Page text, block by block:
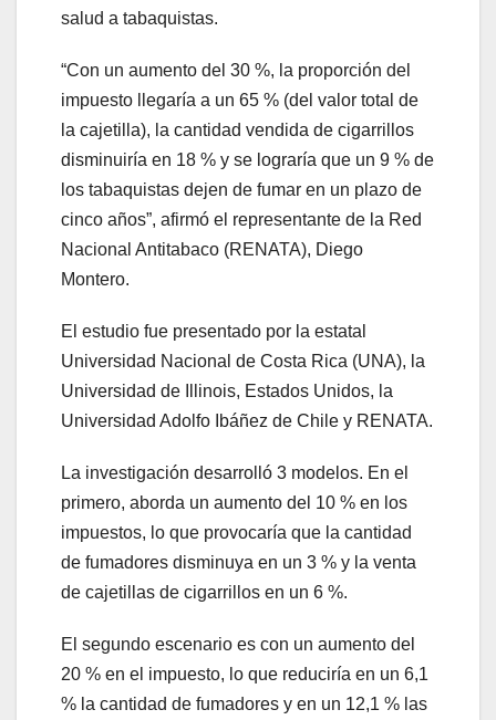
salud a tabaquistas.
“Con un aumento del 30 %, la proporción del
impuesto llegaría a un 65 % (del valor total de
la cajetilla), la cantidad vendida de cigarrillos
disminuiría en 18 % y se lograría que un 9 % de
los tabaquistas dejen de fumar en un plazo de
cinco años”, afirmó el representante de la Red
Nacional Antitabaco (RENATA), Diego
Montero.
El estudio fue presentado por la estatal
Universidad Nacional de Costa Rica (UNA), la
Universidad de Illinois, Estados Unidos, la
Universidad Adolfo Ibáñez de Chile y RENATA.
La investigación desarrolló 3 modelos. En el
primero, aborda un aumento del 10 % en los
impuestos, lo que provocaría que la cantidad
de fumadores disminuya en un 3 % y la venta
de cajetillas de cigarrillos en un 6 %.
El segundo escenario es con un aumento del
20 % en el impuesto, lo que reduciría en un 6,1
% la cantidad de fumadores y en un 12,1 % las